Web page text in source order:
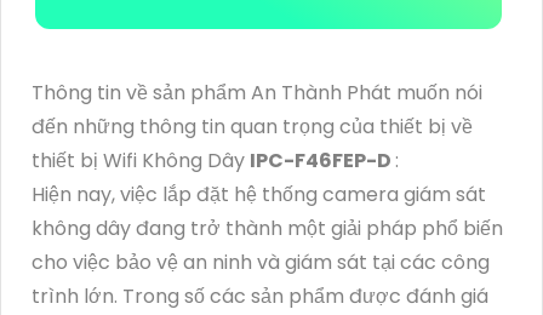
Thông tin về sản phẩm An Thành Phát muốn nói
đến những thông tin quan trọng của thiết bị về
thiết bị Wifi Không Dây IPC-F46FEP-D :
Hiện nay, việc lắp đặt hệ thống camera giám sát
không dây đang trở thành một giải pháp phổ biến
cho việc bảo vệ an ninh và giám sát tại các công
trình lớn. Trong số các sản phẩm được đánh giá